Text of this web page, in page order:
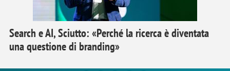
Search e AI, Sciutto: «Perché la ricerca è diventata
una questione di branding»